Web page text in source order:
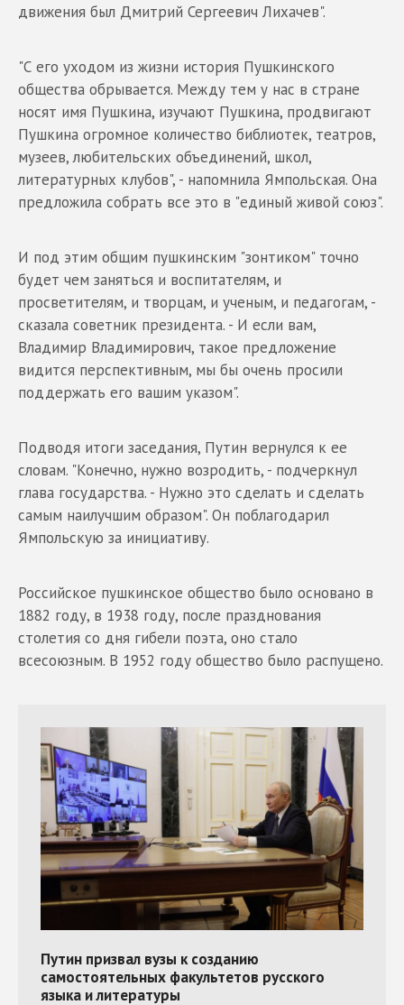
движения был Дмитрий Сергеевич Лихачев".
"С его уходом из жизни история Пушкинского
общества обрывается. Между тем у нас в стране
носят имя Пушкина, изучают Пушкина, продвигают
Пушкина огромное количество библиотек, театров,
музеев, любительских объединений, школ,
литературных клубов", - напомнила Ямпольская. Она
предложила собрать все это в "единый живой союз".
И под этим общим пушкинским "зонтиком" точно
будет чем заняться и воспитателям, и
просветителям, и творцам, и ученым, и педагогам, -
сказала советник президента. - И если вам,
Владимир Владимирович, такое предложение
видится перспективным, мы бы очень просили
поддержать его вашим указом".
Подводя итоги заседания, Путин вернулся к ее
словам. "Конечно, нужно возродить, - подчеркнул
глава государства. - Нужно это сделать и сделать
самым наилучшим образом". Он поблагодарил
Ямпольскую за инициативу.
Российское пушкинское общество было основано в
1882 году, в 1938 году, после празднования
столетия со дня гибели поэта, оно стало
всесоюзным. В 1952 году общество было распущено.